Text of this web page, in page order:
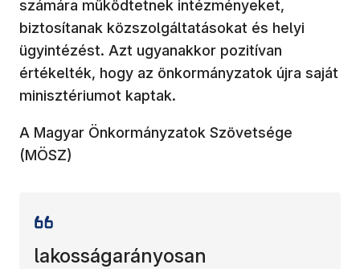
számára működtetnek intézményeket,
biztosítanak közszolgáltatásokat és helyi
ügyintézést. Azt ugyanakkor pozitívan
értékelték, hogy az önkormányzatok újra saját
minisztériumot kaptak.
A Magyar Önkormányzatok Szövetsége
(MÖSZ)
lakosságarányosan